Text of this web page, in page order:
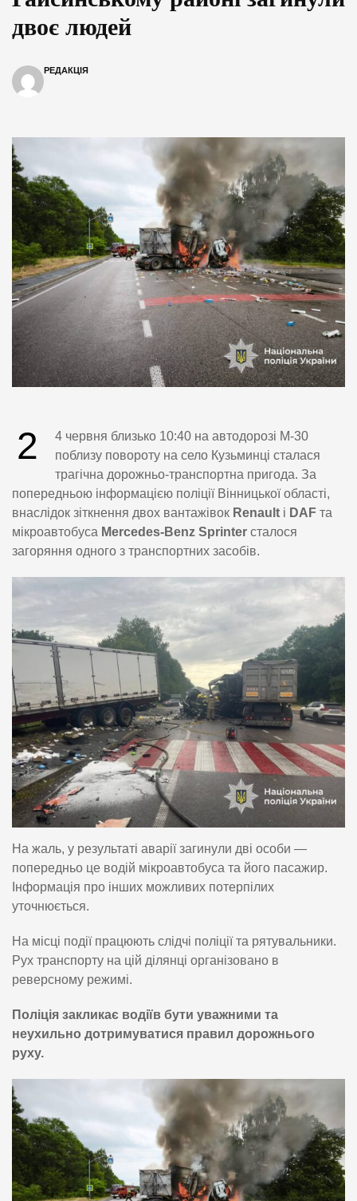
двоє людей
РЕДАКЦІЯ
2
4 червня близько 10:40 на автодорозі М-30
поблизу повороту на село Кузьминці сталася
трагічна дорожньо-транспортна пригода. За
попередньою інформацією поліції Вінницької області,
внаслідок зіткнення двох вантажівок Renault і DAF та
мікроавтобуса Mercedes-Benz Sprinter сталося
загоряння одного з транспортних засобів.
На жаль, у результаті аварії загинули дві особи —
попередньо це водій мікроавтобуса та його пасажир.
Інформація про інших можливих потерпілих
уточнюється.
На місці події працюють слідчі поліції та рятувальники.
Рух транспорту на цій ділянці організовано в
реверсному режимі.
Поліція закликає водіїв бути уважними та
неухильно дотримуватися правил дорожнього
руху.